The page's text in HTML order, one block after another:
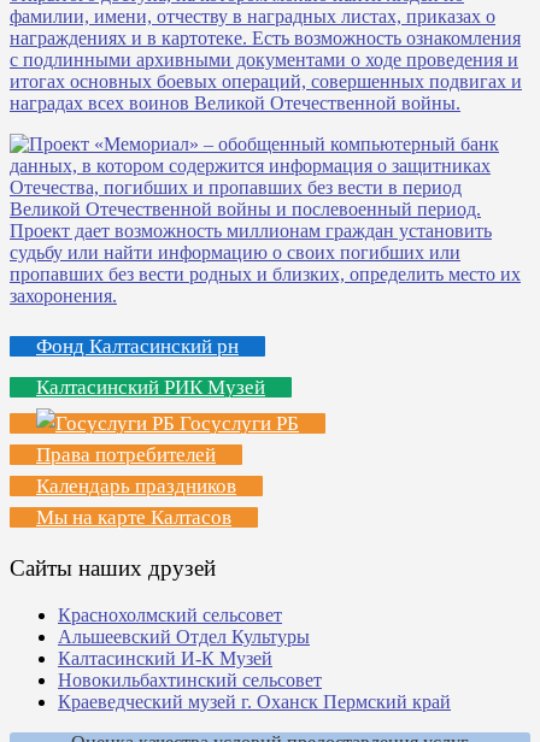
Фонд Калтасинский рн
Калтасинский РИК Музей
Госуслуги РБ
Права потребителей
Календарь праздников
Мы на карте Калтасов
Сайты наших друзей
Краснохолмский сельсовет
Альшеевский Отдел Культуры
Калтасинский И-К Музей
Новокильбахтинский сельсовет
Краеведческий музей г. Оханск Пермский край